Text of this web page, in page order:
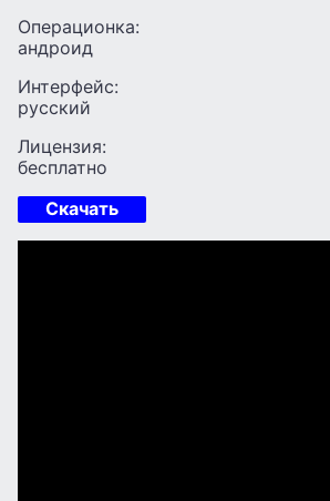
Операционка:
андроид
Интерфейс:
русский
Лицензия:
бесплатно
Скачать